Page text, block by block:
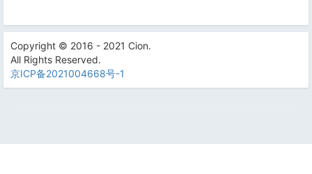
Copyright © 2016 - 2021 Cion.
All Rights Reserved.
京ICP备2021004668号-1